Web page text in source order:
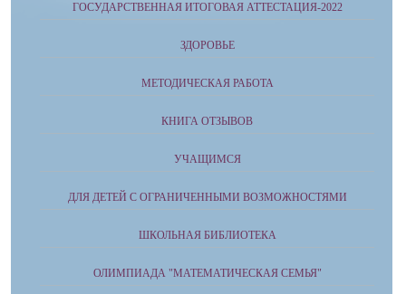
ГОСУДАРСТВЕННАЯ ИТОГОВАЯ АТТЕСТАЦИЯ-2022
ЗДОРОВЬЕ
МЕТОДИЧЕСКАЯ РАБОТА
КНИГА ОТЗЫВОВ
УЧАЩИМСЯ
ДЛЯ ДЕТЕЙ С ОГРАНИЧЕННЫМИ ВОЗМОЖНОСТЯМИ
ШКОЛЬНАЯ БИБЛИОТЕКА
ОЛИМПИАДА "МАТЕМАТИЧЕСКАЯ СЕМЬЯ"